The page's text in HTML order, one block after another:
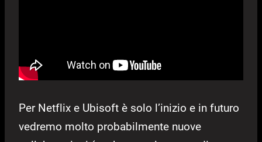
Per Netflix e Ubisoft è solo l’inizio e in futuro
vedremo molto probabilmente nuove